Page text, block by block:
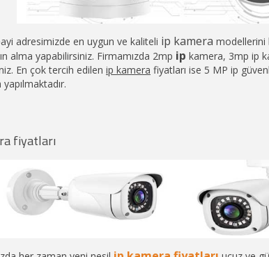
adresimizde en uygun ve kaliteli ip kamera modellerini
alma yapabilirsiniz. Firmamızda 2mp ip kamera, 3mp ip
En çok tercih edilen ip kamera fiyatları ise 5 MP ip
yapılmaktadır.
fiyatları